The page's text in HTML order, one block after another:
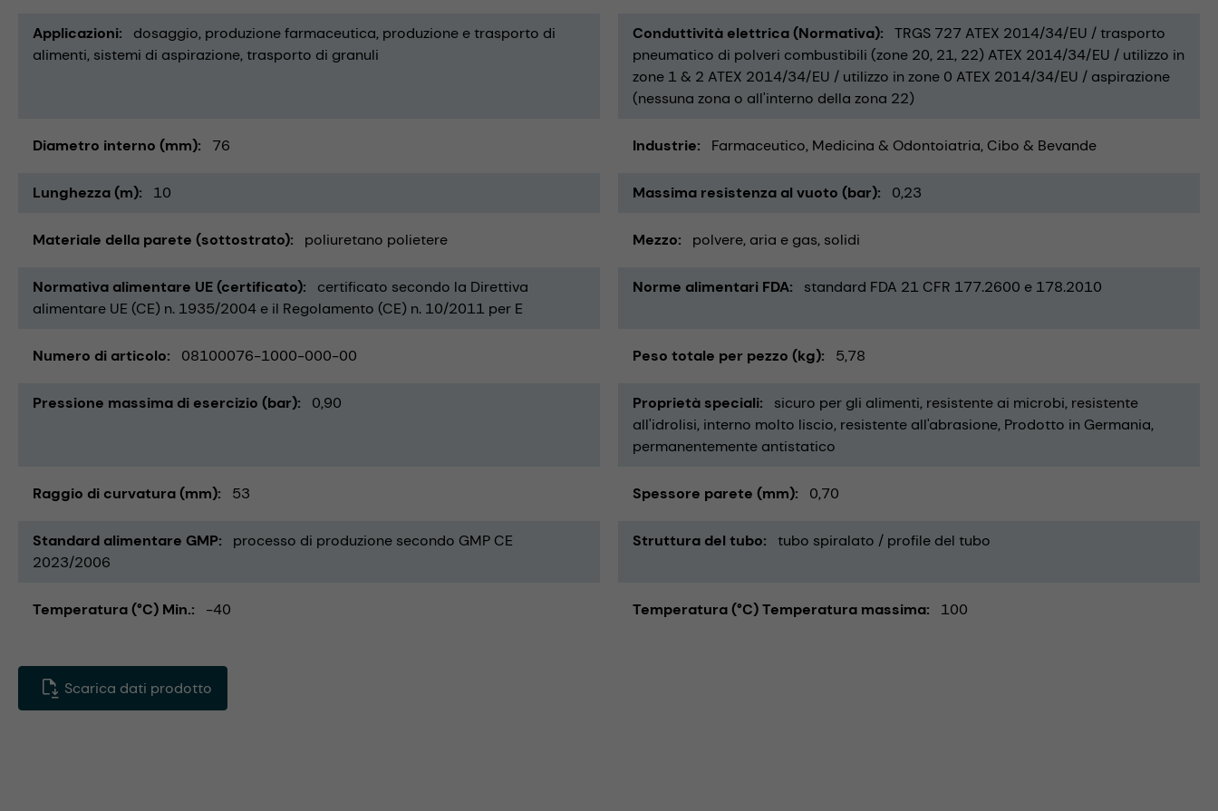
Applicazioni dosaggio produzione farmaceutica produzione e trasporto di
alimenti sistemi di aspirazione trasporto di granuli
Conduttività elettrica (Normativa)
TRGS 727 ATEX 2014/34/EU / trasporto
pneumatico di polveri combustibili (zone 20, 21, 22) ATEX 2014/34/EU / utilizzo in
zone 1 & 2 ATEX 2014/34/EU / utilizzo in zone 0 ATEX 2014/34/EU / aspirazione
(nessuna zona o all'interno della zona 22)
Diametro interno (mm) 76 Industrie Farmaceutico Medicina & Odontoiatria Cibo & Bevande
Lunghezza (m) 10 Massima resistenza al vuoto (bar) 0,23
Materiale della parete (sottostrato) poliuretano polietere Mezzo polvere aria e gas solidi
Normativa alimentare UE (certificato)
certificato secondo la Direttiva
alimentare UE (CE) n. 1935/2004 e il Regolamento (CE) n. 10/2011 per E
Norme alimentari FDA standard FDA 21 CFR 177.2600 e 178.2010
Numero di articolo 08100076-1000-000-00 Peso totale per pezzo (kg) 5,78
Pressione massima di esercizio (bar) 0,90 Proprietà speciali sicuro per gli alimenti resistente ai microbi resistente
all'idrolisi interno molto liscio resistente all'abrasione Prodotto in Germania
permanentemente antistatico
Raggio di curvatura (mm) 53 Spessore parete (mm) 0,70
Standard alimentare GMP
processo di produzione secondo GMP CE
2023/2006
Struttura del tubo tubo spiralato / profile del tubo
Temperatura (°C) Min. -40 Temperatura (°C) Temperatura massima 100
Scarica dati prodotto